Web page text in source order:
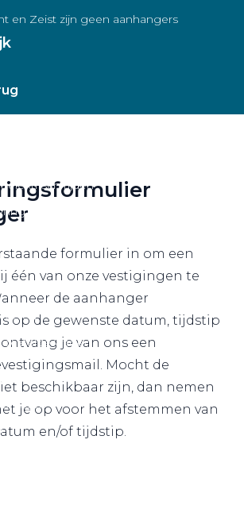
elektrisch rijden
en belastingvoordelen
vragen
elektrisch
en Zeist zijn geen aanhangers
formulier in om een
één van onze vestigingen te
de aanhanger
op de gewenste datum, tijdstip
je van ons een
Mocht de
beschikbaar zijn, dan nemen
je op voor het afstemmen van
en/of tijdstip.